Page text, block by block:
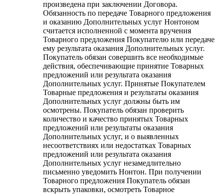
произведена при заключении Договора.
Обязанность по передаче Товарного предложения
и оказанию Дополнительных услуг Нонтоном
считается исполненной с момента вручения
Товарного предложения Покупателю или передаче
ему результата оказания Дополнительных услуг.
Покупатель обязан совершить все необходимые
действия, обеспечивающие принятие Товарных
предложений или результата оказания
Дополнительных услуг. Принятые Покупателем
Товарные предложения и результаты оказания
Дополнительных услуг должны быть им
осмотрены. Покупатель обязан проверить
количество и качество принятых Товарных
предложений или результаты оказания
Дополнительных услуг, и о выявленных
несоответствиях или недостатках Товарных
предложений или результата оказания
Дополнительных услуг незамедлительно
письменно уведомить Нонтон. При получении
Товарного предложения Покупатель обязан
вскрыть упаковки, осмотреть Товарное